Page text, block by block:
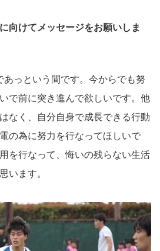
向けてメッセージをお願いしま
あっという間です。今からでも努
で前に突き進んで欲しいです。他
なく、自分自身で成長できる行動
の為に努力を行なってほしいで
を行なって、悔いの残らない生活
います。